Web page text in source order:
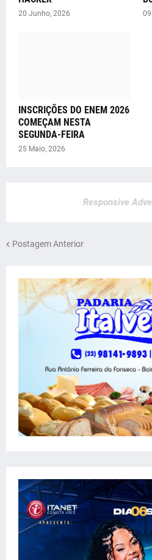
20 Junho, 2026
INSCRIÇÕES DO ENEM 2026
COMEÇAM NESTA
SEGUNDA-FEIRA
25 Maio, 2026
Responsive
Postagem Anterior